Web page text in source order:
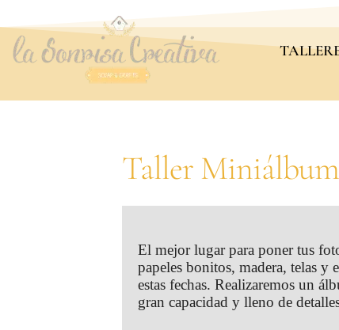
Taller
El mejor lugar para poner tus
papeles bonitos, madera, telas y
estas fechas. Realizaremos un
gran capacidad y lleno de